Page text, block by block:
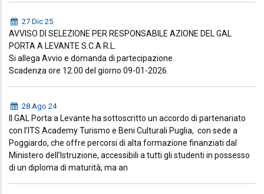
27 Dic 25
AVVISO DI SELEZIONE PER RESPONSABILE AZIONE DEL GAL
PORTA A LEVANTE S.C.A R.L.
Si allega Avvio e domanda di partecipazione.
Scadenza ore 12.00 del giorno 09-01-2026.
28 Ago 24
Il GAL Porta a Levante ha sottoscritto un accordo di partenariato
con l’ITS Academy Turismo e Beni Culturali Puglia, con sede a
Poggiardo, che offre percorsi di alta formazione finanziati dal
Ministero dell’Istruzione, accessibili a tutti gli studenti in possesso
di un diploma di maturità, ma an